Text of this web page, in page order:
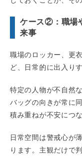
ケース②：職場
来事
職場のロッカー、更
ど、日常的に出入り
特定の人物が不自然
バッグの向きが常に
積み重ねが不安につ
日常空間は警戒心が
ります。主観だけで